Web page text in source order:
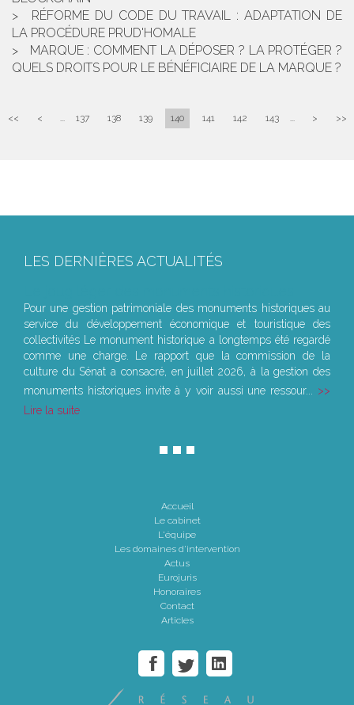
RÉFORME DU CODE DU TRAVAIL : ADAPTATION DE
LA PROCÉDURE PRUD'HOMALE
MARQUE : COMMENT LA DÉPOSER ? LA PROTÉGER ?
QUELS DROITS POUR LE BÉNÉFICIAIRE DE LA MARQUE ?
<< < ... 137 138 139 140 141 142 143 ... > >>
LES DERNIÈRES ACTUALITÉS
Pour une gestion patrimoniale des monuments historiques au
service du développement économique et touristique des
collectivités Le monument historique a longtemps été regardé
comme une charge. Le rapport que la commission de la
culture du Sénat a consacré, en juillet 2026, à la gestion des
monuments historiques invite à y voir aussi une ressour...
Lire la suite
Accueil
Le cabinet
L'équipe
Les domaines d'intervention
Actus
Eurojuris
Honoraires
Contact
Articles